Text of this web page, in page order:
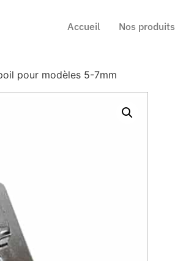
Accueil Nos produits
pour modèles 5-7mm